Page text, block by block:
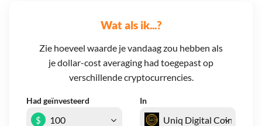
Wat als ik...?
Zie hoeveel waarde je vandaag zou hebben als
je dollar-cost averaging had toegepast op
verschillende cryptocurrencies.
Had geïnvesteerd In
$